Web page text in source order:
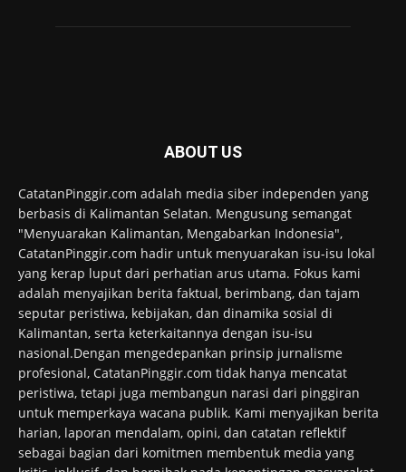
ABOUT US
CatatanPinggir.com adalah media siber independen yang
berbasis di Kalimantan Selatan. Mengusung semangat
"Menyuarakan Kalimantan, Mengabarkan Indonesia",
CatatanPinggir.com hadir untuk menyuarakan isu-isu lokal
yang kerap luput dari perhatian arus utama. Fokus kami
adalah menyajikan berita faktual, berimbang, dan tajam
seputar peristiwa, kebijakan, dan dinamika sosial di
Kalimantan, serta keterkaitannya dengan isu-isu
nasional.Dengan mengedepankan prinsip jurnalisme
profesional, CatatanPinggir.com tidak hanya mencatat
peristiwa, tetapi juga membangun narasi dari pinggiran
untuk memperkaya wacana publik. Kami menyajikan berita
harian, laporan mendalam, opini, dan catatan reflektif
sebagai bagian dari komitmen membentuk media yang